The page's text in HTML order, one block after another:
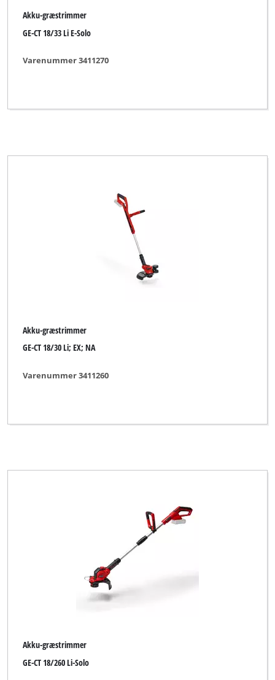
Akku-græstrimmer
GE-CT 18/33 Li E-Solo
Varenummer 3411270
Akku-græstrimmer
GE-CT 18/30 Li; EX; NA
Varenummer 3411260
Akku-græstrimmer
GE-CT 18/260 Li-Solo